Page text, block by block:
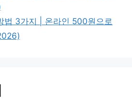
법 3가지 | 온라인 500원으로